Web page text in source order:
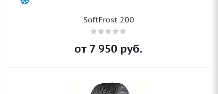
SoftFrost 200
от 7 950 руб.